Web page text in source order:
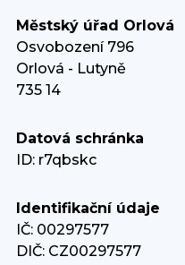
Městský úřad Orlová
Osvobození 796
Orlová - Lutyně
735 14
Datová schránka
ID: r7qbskc
Identifikační údaje
IČ: 00297577
DIČ: CZ00297577